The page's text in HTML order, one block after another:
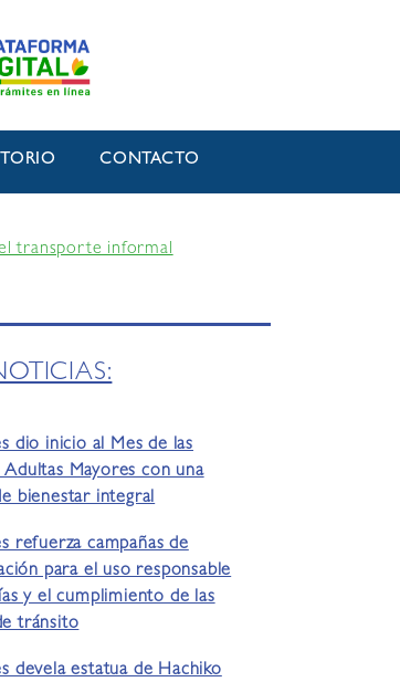
CONTACTO
transporte informal
dio inicio al Mes de las
Adultas Mayores con una
bienestar integral
refuerza campañas de
para el uso responsable
y el cumplimiento de las
tránsito
devela estatua de Hachiko